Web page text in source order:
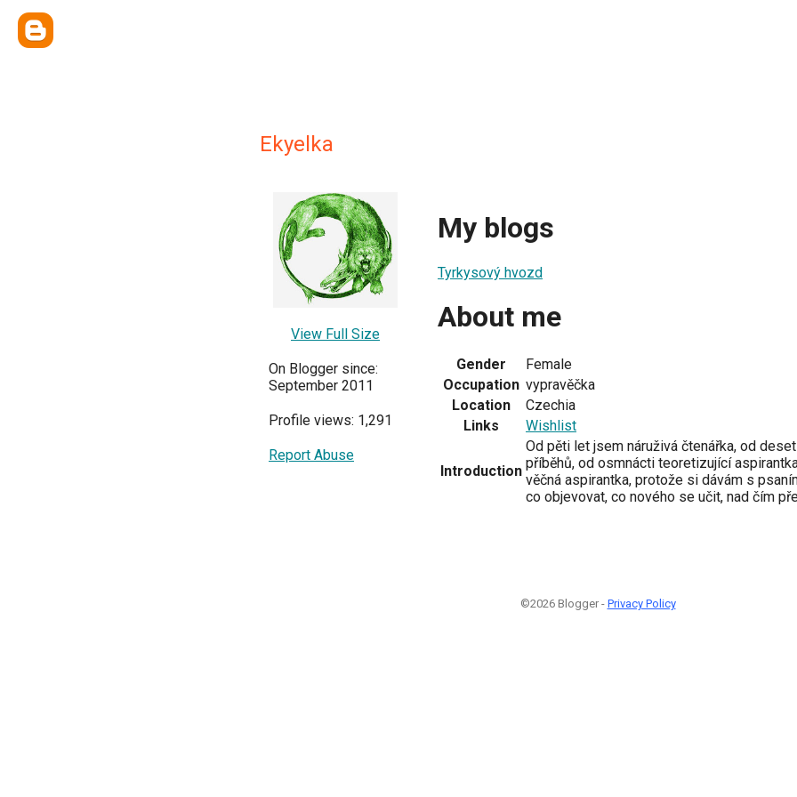
Ekyelka
View Full Size
On Blogger since:
September 2011
Profile views: 1,291
Report Abuse
My blogs
Tyrkysový hvozd
About me
Gender
Female
Occupation vypravěčka
Location
Czechia
Links
Wishlist
Introduction
Od pěti let jsem náruživá čtenářka, od
příběhů, od osmnácti teoretizující
věčná aspirantka, protože si dávám s
co objevovat, co nového se učit, nad čím
©2026 Blogger - Privacy Policy